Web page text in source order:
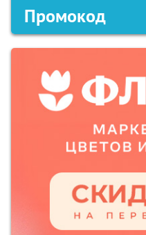
Промокод